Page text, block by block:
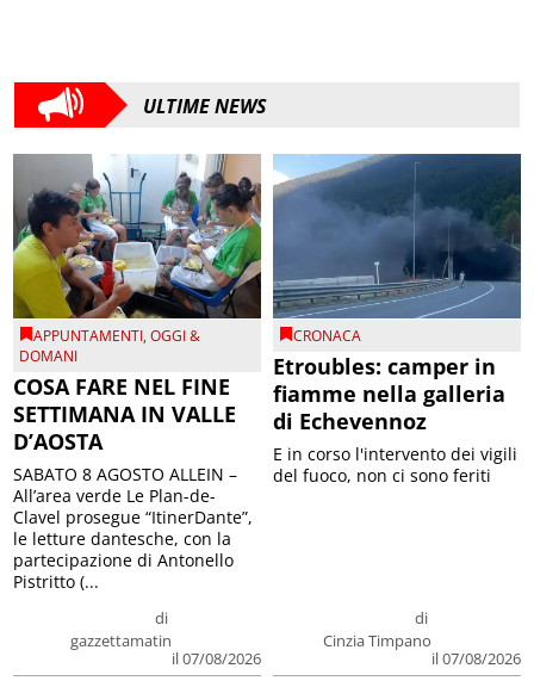
ULTIME NEWS
APPUNTAMENTI,OGGI &
DOMANI
COSA FARE NEL FINE
SETTIMANA IN VALLE
D’AOSTA
di
gazzettamatin
il 07/08/2026
SABATO 8 AGOSTO ALLEIN –
All’area verde Le Plan-de-
Clavel prosegue “ItinerDante”,
le letture dantesche, con la
partecipazione di Antonello
Pistritto (...
CRONACA
Etroubles: camper in
fiamme nella galleria
di Echevennoz
di
Cinzia Timpano
il 07/08/2026
E in corso l'intervento dei vigili
del fuoco, non ci sono feriti